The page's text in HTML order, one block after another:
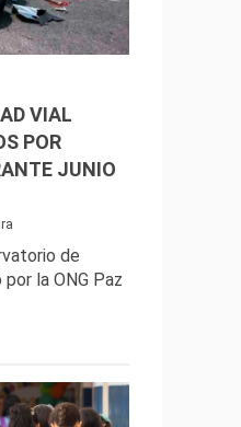
VIAL
POR
JUNIO
de
la ONG Paz